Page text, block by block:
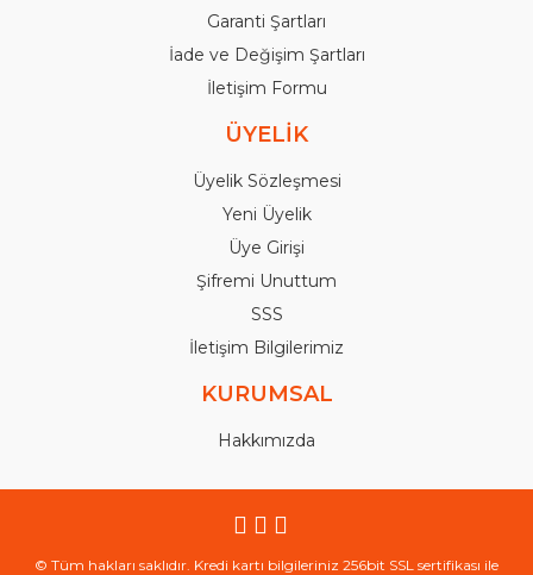
Garanti Şartları
İade ve Değişim Şartları
İletişim Formu
ÜYELİK
Üyelik Sözleşmesi
Yeni Üyelik
Üye Girişi
Şifremi Unuttum
SSS
İletişim Bilgilerimiz
KURUMSAL
Hakkımızda
© Tüm hakları saklıdır. Kredi kartı bilgileriniz 256bit SSL sertifikası ile